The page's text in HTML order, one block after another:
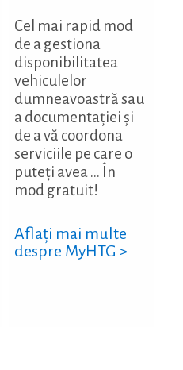
Cel mai rapid mod
de a gestiona
disponibilitatea
vehiculelor
dumneavoastră sau
a documentației și
de a vă coordona
serviciile pe care o
puteți avea ... În
mod gratuit!
Aflați mai multe
despre MyHTG >